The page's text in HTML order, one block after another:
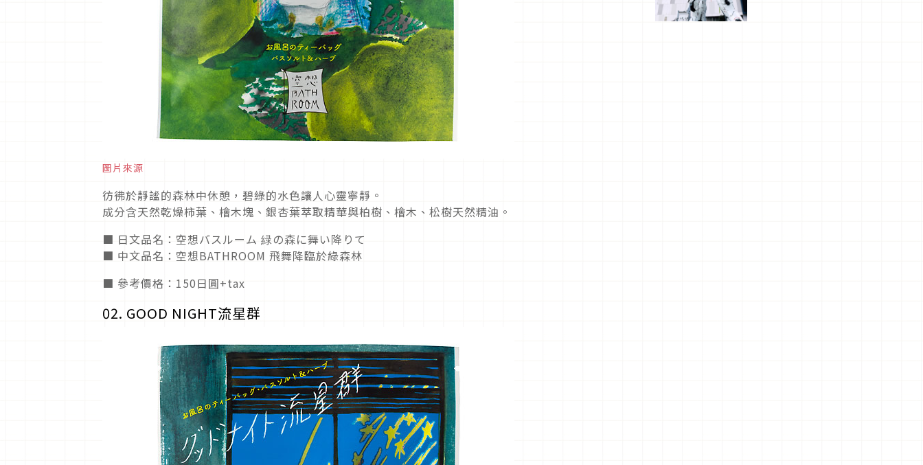
圖片來源
彷彿於靜謐的森林中休憩，碧綠的水色讓人心靈寧靜。
成分含天然乾燥柿葉、檜木塊、銀杏葉萃取精華與柏樹、檜木、松樹天然精油。
■ 日文品名：空想バスルーム 緑の森に舞い降りて
■ 中文品名：空想BATHROOM 飛舞降臨於綠森林
■ 參考價格：150日圓+tax
02. GOOD NIGHT流星群